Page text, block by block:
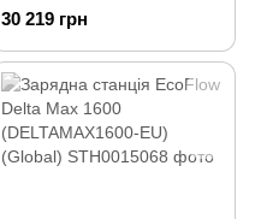
(EFRIVER3MaxPlus-EU-
30 219 грн